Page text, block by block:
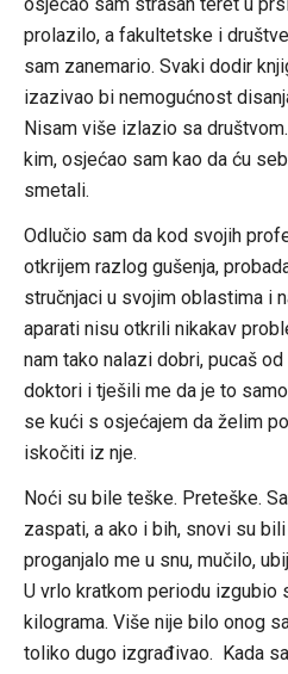
osjećao sam strašan teret u
prolazilo, a fakultetske i
sam zanemario. Svaki dodir
izazivao bi nemogućnost
Nisam više izlazio sa
kim, osjećao sam kao da ću
smetali.
Odlučio sam da kod svojih
otkrijem razlog gušenja,
stručnjaci u svojim oblastima i
aparati nisu otkrili nikakav
nam tako nalazi dobri, pucaš
doktori i tješili me da je to
se kući s osjećajem da želim
iskočiti iz nje.
Noći su bile teške. Preteške.
zaspati, a ako i bih, snovi su
proganjalo me u snu, mučilo,
U vrlo kratkom periodu izgubio
kilograma. Više nije bilo onog
toliko dugo izgrađivao. Kada